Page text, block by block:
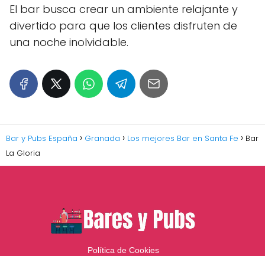
El bar busca crear un ambiente relajante y
divertido para que los clientes disfruten de
una noche inolvidable.
Bar y Pubs España Granada Los mejores Bar en Santa Fe
Bar
La Gloria
Política de Cookies